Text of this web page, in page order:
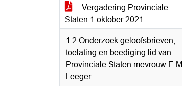
Vergadering Provinciale
Staten 1 oktober 2021
1.2 Onderzoek geloofsbrieven,
toelating en beëdiging lid van
Provinciale Staten mevrouw E.M.
Leeger